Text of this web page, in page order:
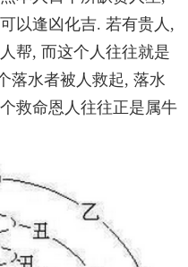
以逢凶化吉. 若有贵人,
帮, 而这个人往往就是
落水者被人救起, 落水
救命恩人往往正是属牛